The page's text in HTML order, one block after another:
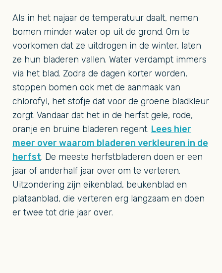
Als in het najaar de temperatuur daalt, nemen
bomen minder water op uit de grond. Om te
voorkomen dat ze uitdrogen in de winter, laten
ze hun bladeren vallen. Water verdampt immers
via het blad. Zodra de dagen korter worden,
stoppen bomen ook met de aanmaak van
chlorofyl, het stofje dat voor de groene bladkleur
zorgt. Vandaar dat het in de herfst gele, rode,
oranje en bruine bladeren regent. Lees hier
meer over waarom bladeren verkleuren in de
herfst. De meeste herfstbladeren doen er een
jaar of anderhalf jaar over om te verteren.
Uitzondering zijn eikenblad, beukenblad en
plataanblad, die verteren erg langzaam en doen
er twee tot drie jaar over.